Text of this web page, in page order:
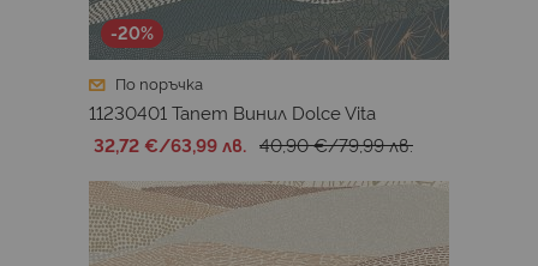
-20%
По поръчка
11230401 Тапет Винил Dolce Vita
32,72 €/63,99 лв. 40,90 €/79,99 лв.